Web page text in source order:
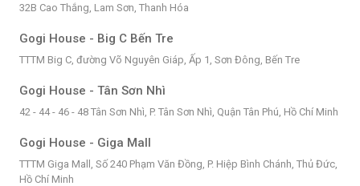
32B Cao Thắng, Lam Sơn, Thanh Hóa
Gogi House - Big C Bến Tre
TTTM Big C, đường Võ Nguyên Giáp, Ấp 1, Sơn Đông, Bến Tre
Gogi House - Tân Sơn Nhì
42 - 44 - 46 - 48 Tân Sơn Nhì, P. Tân Sơn Nhì, Quận Tân Phú, Hồ Chí Minh
Gogi House - Giga Mall
TTTM Giga Mall, Số 240 Phạm Văn Đồng, P. Hiệp Bình Chánh, Thủ Đức,
Hồ Chí Minh